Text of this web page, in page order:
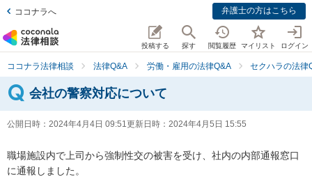
ココナラへ 弁護士の方はこちら
投稿する 探す 閲覧履歴 マイリスト ログイン
ココナラ法律相談 法律Q&A 労働・雇用の法律Q&A セクハラの法律
会社の警察対応について
公開日時： 2024年4月4日 09:51更新日時： 2024年4月5日 15:55
職場施設内で上司から強制性交の被害を受け、社内の内部通報窓口
に通報しました。